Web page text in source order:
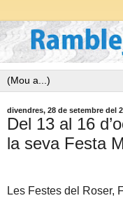
divendres, 28 de setembre del
Del 13 al 16
la seva Festa
Les Festes del Roser,